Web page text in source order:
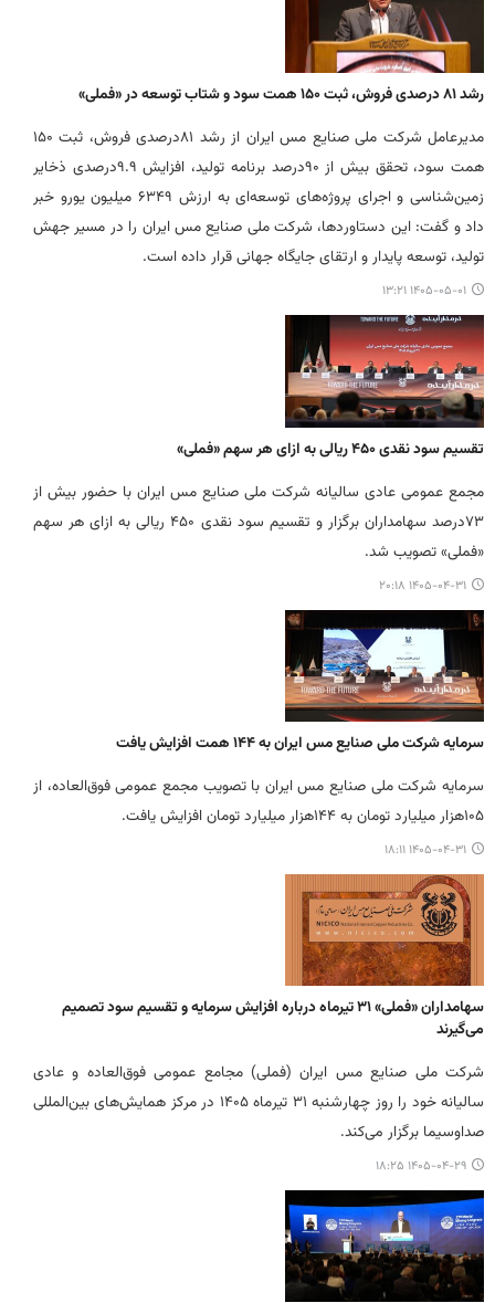
رشد ۸۱ درصدی فروش، ثبت ۱۵۰ همت سود و شتاب توسعه در «فملی»
مدیرعامل شرکت ملی صنایع مس ایران از رشد ۸۱درصدی فروش، ثبت ۱۵۰
همت سود، تحقق بیش از ۹۰درصد برنامه تولید، افزایش ۹.۹درصدی ذخایر
زمین‌شناسی و اجرای پروژه‌های توسعه‌ای به ارزش ۶۳۴۹ میلیون یورو خبر
داد و گفت: این دستاوردها، شرکت ملی صنایع مس ایران را در مسیر جهش
تولید، توسعه پایدار و ارتقای جایگاه جهانی قرار داده است.
۱۴۰۵-۰۵-۰۱ ۱۳:۲۱
تقسیم سود نقدی ۴۵۰ ریالی به ازای هر سهم «فملی»
مجمع عمومی عادی سالیانه شرکت ملی صنایع مس ایران با حضور بیش از
۷۳درصد سهامداران برگزار و تقسیم سود نقدی ۴۵۰ ریالی به ازای هر سهم
«فملی» تصویب شد.
۱۴۰۵-۰۴-۳۱ ۲۰:۱۸
سرمایه شرکت ملی صنایع مس ایران به ۱۴۴ همت افزایش یافت
سرمایه شرکت ملی صنایع مس ایران با تصویب مجمع عمومی فوق‌العاده، از
۱۰۵هزار میلیارد تومان به ۱۴۴هزار میلیارد تومان افزایش یافت.
۱۴۰۵-۰۴-۳۱ ۱۸:۱۱
سهامداران «فملی» ۳۱ تیرماه درباره افزایش سرمایه و تقسیم سود تصمیم
می‌گیرند
شرکت ملی صنایع مس ایران (فملی) مجامع عمومی فوق‌العاده و عادی
سالیانه خود را روز چهارشنبه ۳۱ تیرماه ۱۴۰۵ در مرکز همایش‌های بین‌المللی
صداوسیما برگزار می‌کند.
۱۴۰۵-۰۴-۲۹ ۱۸:۲۵